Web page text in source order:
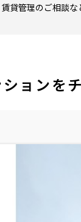
貸管理のご相談な
ョンを